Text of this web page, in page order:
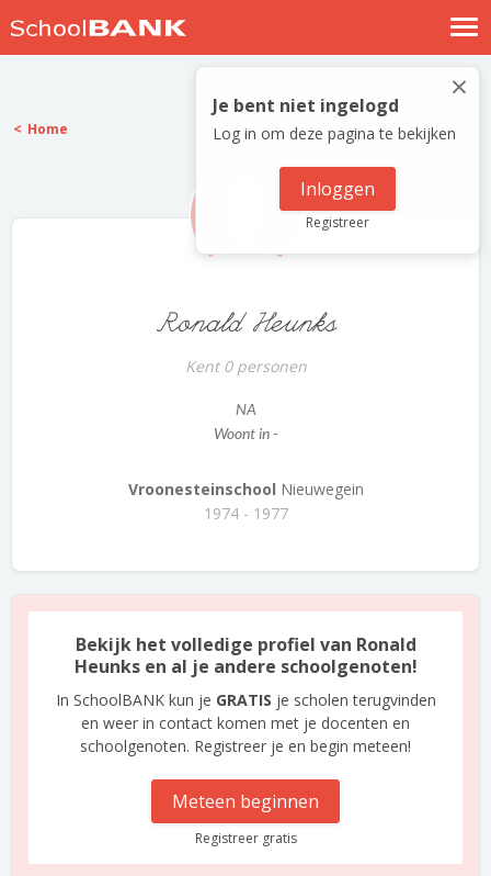
Nostalgische verhalen
Log in
Meld je gratis aan
×
Je bent niet ingelogd
Log in om deze pagina te bekijken
Inloggen
Registreer
Home
Ronald Heunks
Kent 0 personen
NA
Woont in -
Vroonesteinschool Nieuwegein
1974 - 1977
Bekijk het volledige profiel van Ronald
Heunks en al je andere schoolgenoten!
In SchoolBANK kun je GRATIS je scholen terugvinden
en weer in contact komen met je docenten en
schoolgenoten. Registreer je en begin meteen!
Meteen beginnen
Registreer gratis